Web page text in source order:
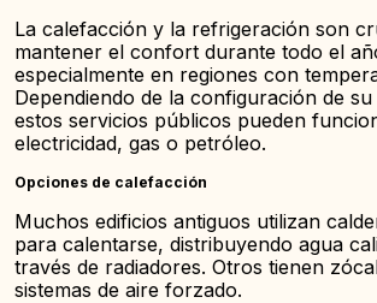
La calefacción y la refrigeración son
mantener el confort durante todo el
especialmente en regiones con
Dependiendo de la configuración de
estos servicios públicos pueden
electricidad, gas o petróleo.
Opciones de calefacción
Muchos edificios antiguos utilizan
para calentarse, distribuyendo agua
través de radiadores. Otros tienen
sistemas de aire forzado.